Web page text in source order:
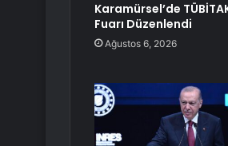
Karamürsel’de
Fuarı Düzenlendi
Ağustos 6, 2026